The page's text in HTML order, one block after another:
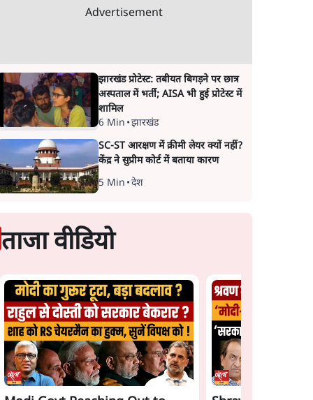
Advertisement
झारखंड प्रोटेस्ट: तबीयत बिगड़ने पर छात्र
अस्पताल में भर्ती; AISA भी हुई प्रोटेस्ट में
शामिल
6 Min •झारखंड
SC-ST आरक्षण में क्रीमी लेयर क्यों नहीं?
केंद्र ने सुप्रीम कोर्ट में बताया कारण
5 Min •देश
ताजा वीडियो